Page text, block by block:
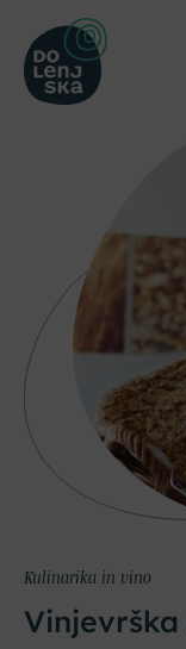
Kulinarika in vino